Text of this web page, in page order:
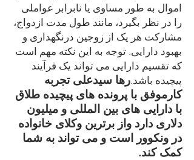
اموال به طور مساوی یا نابرابر عواملی
را در نظر بگیرد، مانند طول مدت ازدواج،
مشارکت هر یک از زوجین درنگهداری و
بهبود دارایی. توجه به این نکته مهم است
که تقسیم دارایی می تواند یک فرآیند
پیچیده باشد.رها سیدعلی تجربه
کارموفق با پرونده های پیچیده طلاق
با دارایی های بین المللی و میلیون
دلاری دارد واز برترین وکلای خانواده
در ونکوور است و می تواند به شما
کمک کند.